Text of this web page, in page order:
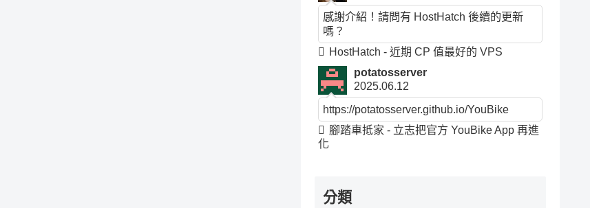
感謝介紹！請問有 HostHatch 後續的更新
嗎？
HostHatch - 近期 CP 值最好的 VPS
potatosserver
2025.06.12
https://potatosserver.github.io/YouBike
腳踏車抵家 - 立志把官方 YouBike App 再進
化
分類